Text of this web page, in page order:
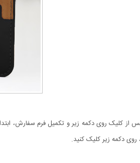
از کلیک روی دکمه زیر و تکمیل فرم سفارش،
دکمه زیر کلیک کنید.